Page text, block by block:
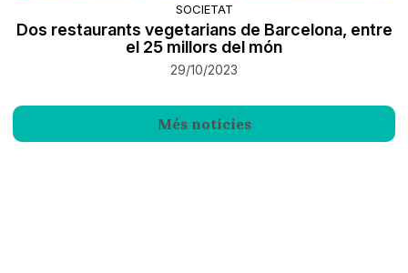
SOCIETAT
Dos restaurants vegetarians de Barcelona, entre
el 25 millors del món
29/10/2023
Més notícies